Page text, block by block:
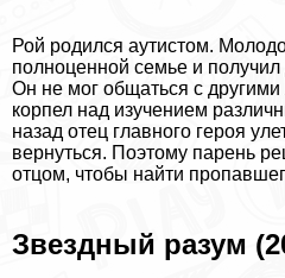
Рой родился аутистом.
полноценной семье и
Он не мог общаться с
корпел над изучением
назад отец главного героя
вернуться. Поэтому парень
отцом, чтобы найти
Звездный разум